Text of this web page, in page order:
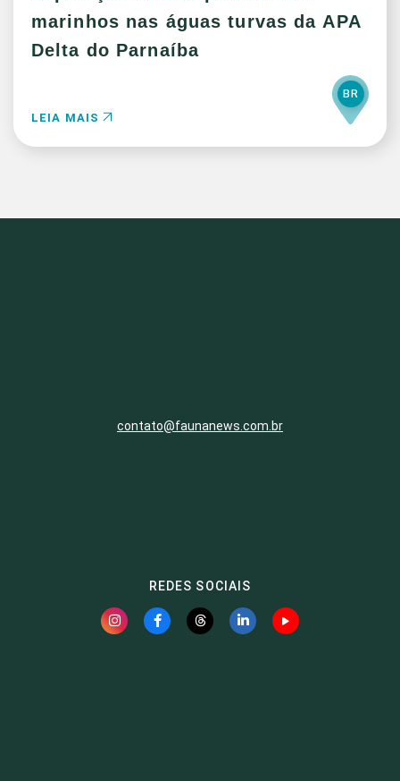
marinhos nas águas turvas da APA
Delta do Parnaíba
LEIA MAIS
BR
contato@faunanews.com.br
REDES SOCIAIS